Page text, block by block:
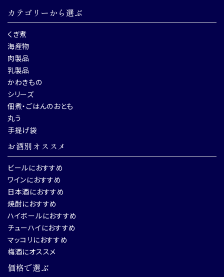
カテゴリーから選ぶ
くぎ煮
海産物
肉製品
乳製品
かわきもの
シリーズ
佃煮・ごはんのおとも
丸う
手提げ袋
お酒別オススメ
ビールにおすすめ
ワインにおすすめ
日本酒におすすめ
焼酎におすすめ
ハイボールにおすすめ
チューハイにおすすめ
マッコリにおすすめ
梅酒にオススメ
価格で選ぶ